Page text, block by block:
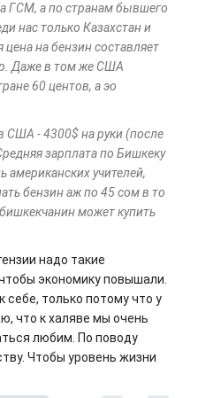
ГСМ, а по странам бывшего
нас только Казахстан и
на бензин составляет
Даже в том же США
60 центов, а эо
США - 4300$ на руки (после
зарплата по Бишкеку
американских учителей,
бензин аж по 45 сом в то
может купить
надо такие
экономику повышали.
себе, только потому что у
что к халяве мы очень
любим. По поводу
Чтобы уровень жизни